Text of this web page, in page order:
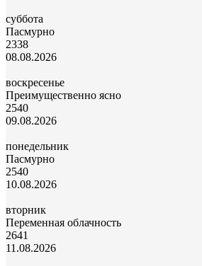
суббота
Пасмурно
2338
08.08.2026
воскресенье
Преимущественно ясно
2540
09.08.2026
понедельник
Пасмурно
2540
10.08.2026
вторник
Переменная облачность
2641
11.08.2026